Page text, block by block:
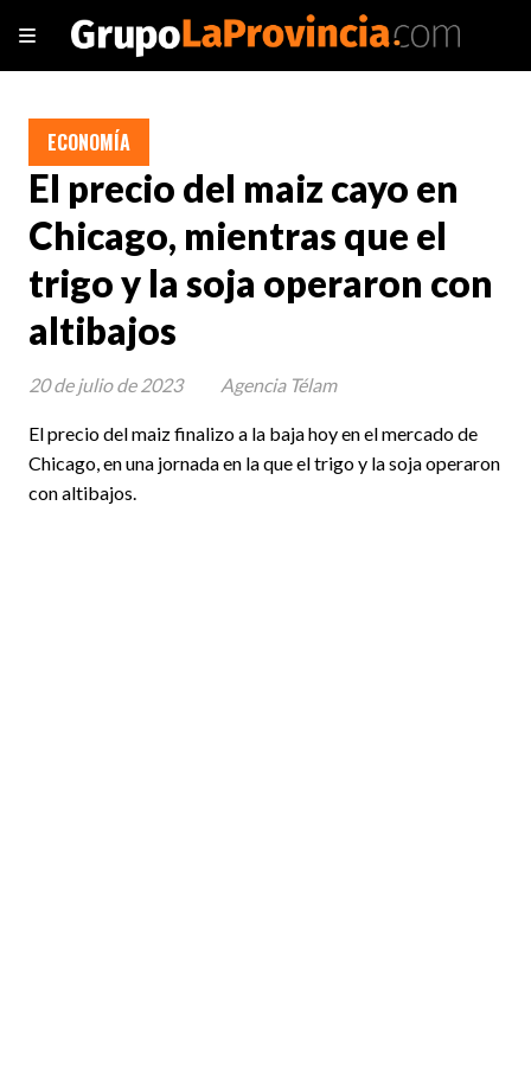
El precio del maiz cayo en
Chicago, mientras que el
trigo y la soja operaron con
altibajos
El precio del maiz finalizo a la baja hoy en el mercado de
Chicago, en una jornada en la que el trigo y la soja operaron
con altibajos.
ECONOMÍA
20 de julio de 2023 Agencia Télam